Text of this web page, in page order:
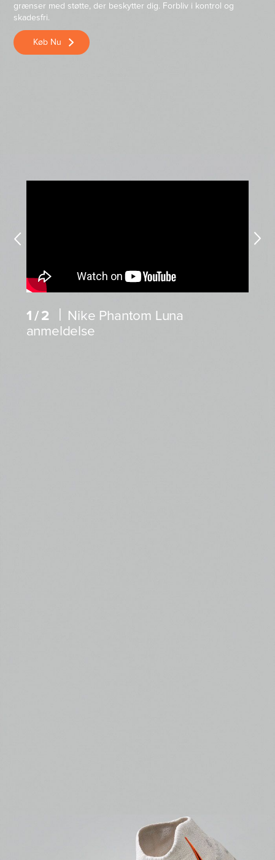
grænser med støtte, der beskytter dig. Forbliv i kontrol og
skadesfri.
Køb Nu
1/2
Nike Phantom Luna
anmeldelse